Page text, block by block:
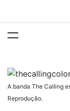
A banda The Calling
Reprodução.